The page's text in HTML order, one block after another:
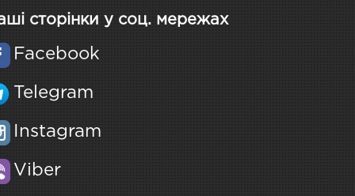
сторінки у соц. мережах
Facebook
Telegram
Instagram
Viber